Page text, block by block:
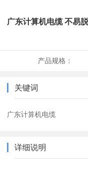
广东计算机电缆 不易
产品规格：
关键词
广东计算机电缆
详细说明